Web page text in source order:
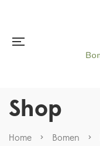
Shop
Home > Bomen >